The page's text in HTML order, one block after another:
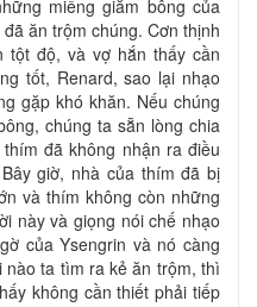
miếng giăm bông của
ăn trộm chúng. Cơn thịnh
tột độ, và vợ hắn thấy cần
tốt, Renard, sao lại nhạo
gặp khó khăn. Nếu chúng
chúng ta sẵn lòng chia
đã không nhận ra điều
giờ, nhà của thím đã bị
và thím không còn những
này và giọng nói chế nhạo
của Ysengrin và nó càng
ta tìm ra kẻ ăn trộm, thì
không cần thiết phải tiếp